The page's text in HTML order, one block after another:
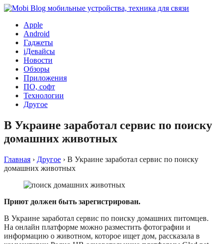
Apple
Android
Гаджеты
iДевайсы
Новости
Обзоры
Приложения
ПО, софт
Технологии
Другое
В Украине заработал сервис по поиску
домашних животных
Главная › Другое › В Украине заработал сервис по поиску
домашних животных
Приют должен быть зарегистрирован.
В Украине заработал сервис по поиску домашних питомцев.
На онлайн платформе можно разместить фотографии и
информацию о животном, которое ищет дом, рассказала в